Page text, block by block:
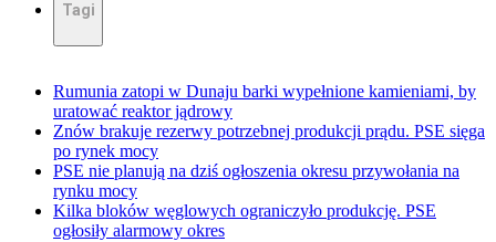
Tagi
Rumunia zatopi w Dunaju barki wypełnione kamieniami, by
uratować reaktor jądrowy
Znów brakuje rezerwy potrzebnej produkcji prądu. PSE sięga
po rynek mocy
PSE nie planują na dziś ogłoszenia okresu przywołania na
rynku mocy
Kilka bloków węglowych ograniczyło produkcję. PSE
ogłosiły alarmowy okres